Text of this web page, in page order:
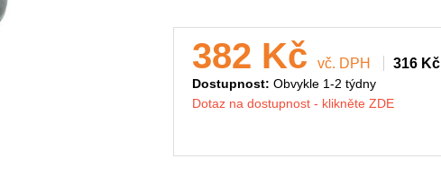
382 Kč vč. DPH 316 Kč
Dostupnost: Obvykle 1-2 týdny
Dotaz na dostupnost - klikněte ZDE